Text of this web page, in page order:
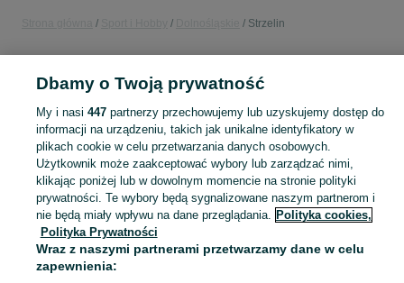
Strzelin
KATEGORIA
Sprzedaż sprzętu sportowego i hobby Strzelin ▶️ Szeroki wybór produktów ✅ Nowe i używane w atrakcyjnych cenach ✌ Sprawdź ogłoszenia na OLX.pl! Zobacz
Mapa kategorii
Mapa miejscowości
Mapa ministron
Dbamy o Twoją prywatność
My i nasi 447partnerzy przechowujemy lub uzyskujemy dostęp do
informacji na urządzeniu, takich jak unikalne identyfikatory w
plikach cookie w celu przetwarzania danych osobowych.
Użytkownik może zaakceptować wybory lub zarządzać nimi,
klikając poniżej lub w dowolnym momencie na stronie polityki
prywatności. Te wybory będą sygnalizowane naszym partnerom i
nie będą miały wpływu na dane przeglądania. Polityka cookies,
Polityka Prywatności
Wraz z naszymi partnerami przetwarzamy dane w celu
zapewnienia: